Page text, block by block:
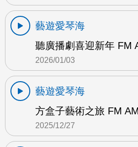
藝遊愛琴海
聽廣播劇喜迎新年 FM
2026/01/03
藝遊愛琴海
方盒子藝術之旅 FM AM
2025/12/27